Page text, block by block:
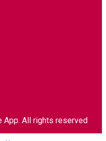
App. All rights reserved